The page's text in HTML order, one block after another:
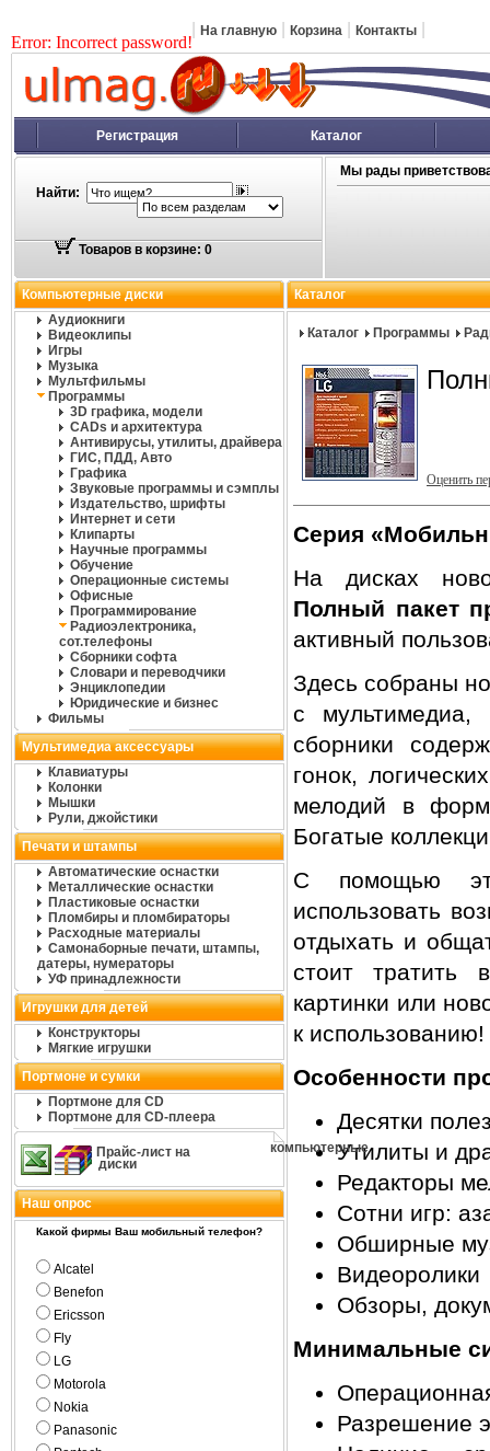
Error: Incorrect password!
На главную Корзина Контакты
Регистрация Каталог
Найти:
Товаров в корзине: 0
Мы рады
Компьютерные диски
Аудиокниги
Видеоклипы
Игры
Музыка
Мультфильмы
Программы
3D графика, модели
CADs и архитектура
Антивирусы, утилиты, драйвера
ГИС, ПДД, Авто
Графика
Звуковые программы и сэмплы
Издательство, шрифты
Интернет и сети
Клипарты
Научные программы
Обучение
Операционные системы
Офисные
Программирование
Радиоэлектроника,
сот.телефоны
Сборники софта
Словари и переводчики
Энциклопедии
Юридические и бизнес
Фильмы
Мультимедиа аксессуары
Клавиатуры
Колонки
Мышки
Рули, джойстики
Печати и штампы
Автоматические оснастки
Металлические оснастки
Пластиковые оснастки
Пломбиры и пломбираторы
Расходные материалы
Самонаборные печати, штампы,
датеры, нумераторы
УФ принадлежности
Игрушки для детей
Конструкторы
Мягкие игрушки
Портмоне и сумки
Портмоне для CD
Портмоне для CD-плеера
Прайс-лист на
компьютерные
диски
Наш опрос
Какой фирмы Ваш мобильный телефон?
Alcatel
Benefon
Ericsson
Fly
LG
Motorola
Nokia
Panasonic
Каталог
Каталог Программы
Оценить
Серия
На дисках
Полный пакет
активный
Здесь собраны
с мультимедиа,
сборники
гонок,
мелодий в
Богатые
С помощью
использовать
отдыхать и
стоит тратить
картинки или
к использованию!
Особенности
Десятки
Утилиты и
Редакторы
Сотни игр:
Обширные
Видеоролики
Обзоры,
Минимальные
Разрешение